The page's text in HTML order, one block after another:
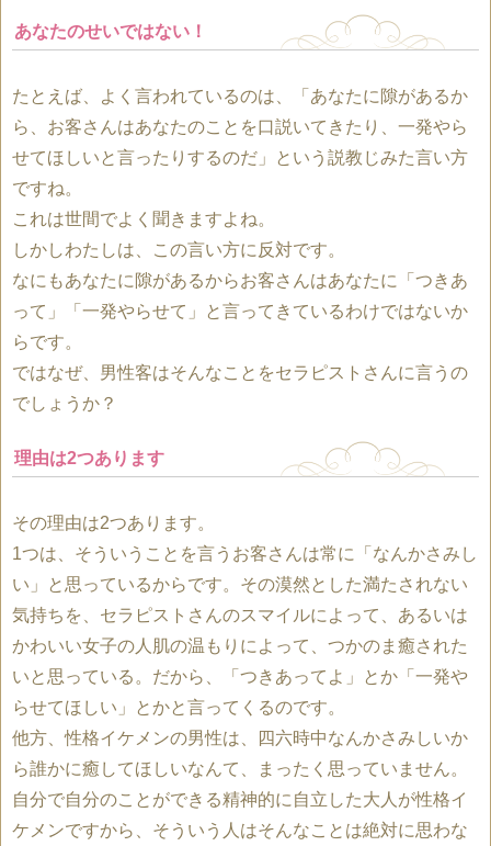
あなたのせいではない！
たとえば、よく言われているのは、「あなたに隙があるか
ら、お客さんはあなたのことを口説いてきたり、一発やら
せてほしいと言ったりするのだ」という説教じみた言い方
ですね。
これは世間でよく聞きますよね。
しかしわたしは、この言い方に反対です。
なにもあなたに隙があるからお客さんはあなたに「つきあ
って」「一発やらせて」と言ってきているわけではないか
らです。
ではなぜ、男性客はそんなことをセラピストさんに言うの
でしょうか？
理由は2つあります
その理由は2つあります。
1つは、そういうことを言うお客さんは常に「なんかさみし
い」と思っているからです。その漠然とした満たされない
気持ちを、セラピストさんのスマイルによって、あるいは
かわいい女子の人肌の温もりによって、つかのま癒された
いと思っている。だから、「つきあってよ」とか「一発や
らせてほしい」とかと言ってくるのです。
他方、性格イケメンの男性は、四六時中なんかさみしいか
ら誰かに癒してほしいなんて、まったく思っていません。
自分で自分のことができる精神的に自立した大人が性格イ
ケメンですから、そういう人はそんなことは絶対に思わな